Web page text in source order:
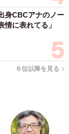
とかで売った金
13時0分から年2
身CBCアナのノー
情に表れてる」
６位以降を見る